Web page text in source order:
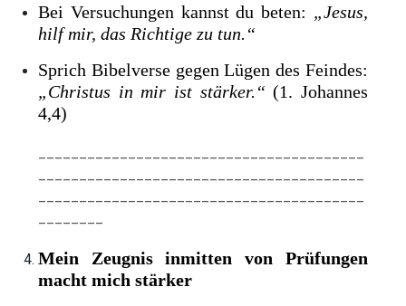
Bei Versuchungen kannst du beten: „Jesus,
hilf mir, das Richtige zu tun.“
Sprich Bibelverse gegen Lügen des Feindes:
„Christus in mir ist stärker.“ (1. Johannes
4,4)
Mein Zeugnis inmitten von Prüfungen
macht mich stärker